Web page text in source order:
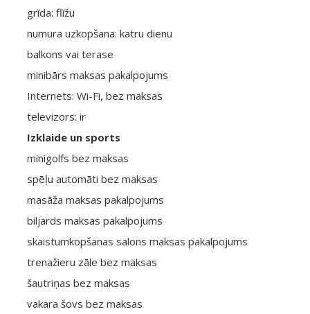
grīda: flīžu
numura uzkopšana: katru dienu
balkons vai terase
minibārs maksas pakalpojums
Internets: Wi-Fi, bez maksas
televizors: ir
Izklaide un sports
minigolfs bez maksas
spēļu automāti bez maksas
masāža maksas pakalpojums
biljards maksas pakalpojums
skaistumkopšanas salons maksas pakalpojums
trenažieru zāle bez maksas
šautriņas bez maksas
vakara šovs bez maksas